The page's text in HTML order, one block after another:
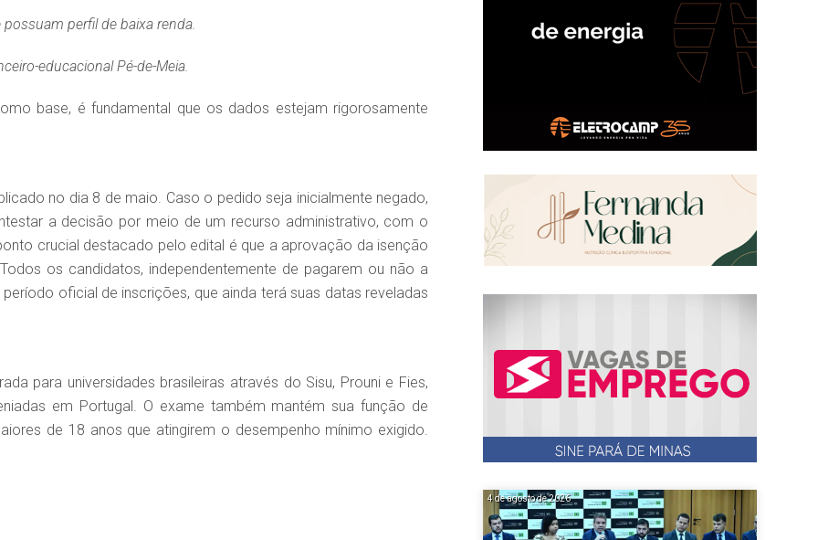
perfil de baixa renda.
educacional Pé-de-Meia.
base, é fundamental que os dados estejam rigorosamente
no dia 8 de maio. Caso o pedido seja inicialmente negado,
a decisão por meio de um recurso administrativo, com o
crucial destacado pelo edital é que a aprovação da isenção
os candidatos, independentemente de pagarem ou não a
oficial de inscrições, que ainda terá suas datas reveladas
para universidades brasileiras através do Sisu, Prouni e Fies,
em Portugal. O exame também mantém sua função de
de 18 anos que atingirem o desempenho mínimo exigido.
4 de agosto de 2026